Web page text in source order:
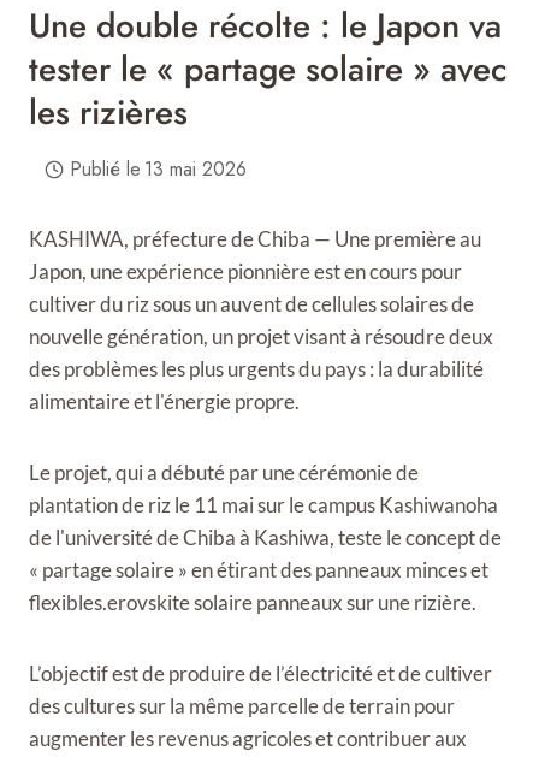
Une double récolte : le Japon va
tester le « partage solaire » avec
les rizières
Publié le 13 mai 2026
KASHIWA, préfecture de Chiba — Une première au
Japon, une expérience pionnière est en cours pour
cultiver du riz sous un auvent de cellules solaires de
nouvelle génération, un projet visant à résoudre deux
des problèmes les plus urgents du pays : la durabilité
alimentaire et l'énergie propre.
Le projet, qui a débuté par une cérémonie de
plantation de riz le 11 mai sur le campus Kashiwanoha
de l'université de Chiba à Kashiwa, teste le concept de
« partage solaire » en étirant des panneaux minces et
flexibles.erovskite solairepanneaux sur une rizière.
L’objectif est de produire de l’électricité et de cultiver
des cultures sur la même parcelle de terrain pour
augmenter les revenus agricoles et contribuer aux